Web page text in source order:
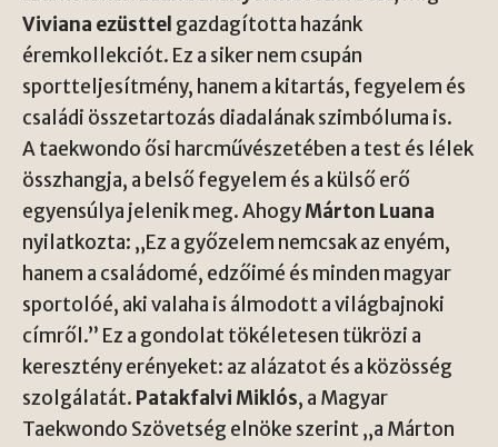
Viviana ezüsttel gazdagította hazánk
éremkollekciót. Ez a siker nem csupán
sportteljesítmény, hanem a kitartás, fegyelem és
családi összetartozás diadalának szimbóluma is.
A taekwondo ősi harcművészetében a test és lélek
összhangja, a belső fegyelem és a külső erő
egyensúlya jelenik meg. AhogyMárton Luana
nyilatkozta: „Ez a győzelem nemcsak az enyém,
hanem a családomé, edzőimé és minden magyar
sportolóé, aki valaha is álmodott a világbajnoki
címről.” Ez a gondolat tökéletesen tükrözi a
keresztény erényeket: az alázatot és a közösség
szolgálatát. Patakfalvi Miklós, a Magyar
Taekwondo Szövetség elnöke szerint „a Márton